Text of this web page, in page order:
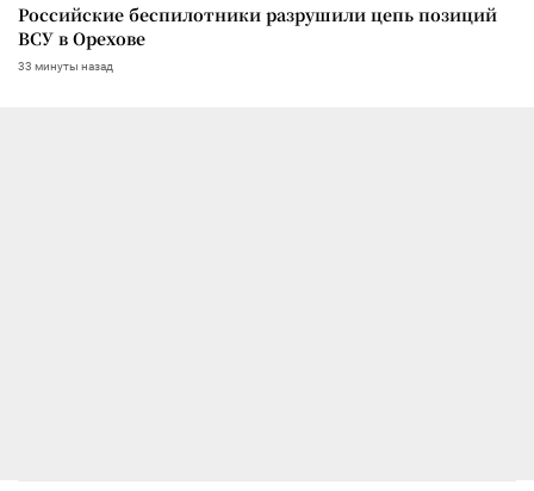
Российские беспилотники разрушили цепь позиций
ВСУ в Орехове
33 минуты назад